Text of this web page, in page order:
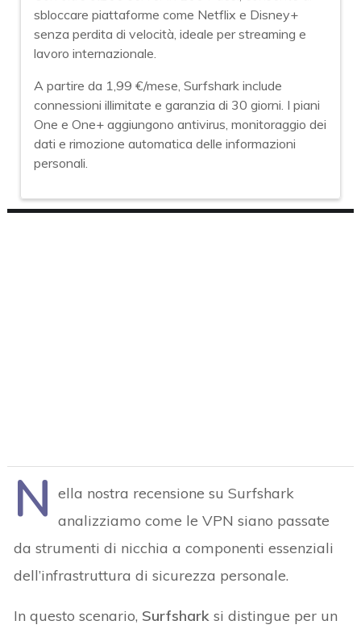
sbloccare piattaforme come Netflix e Disney+
senza perdita di velocità, ideale per streaming e
lavoro internazionale.
A partire da 1,99 €/mese, Surfshark include
connessioni illimitate e garanzia di 30 giorni. I piani
One e One+ aggiungono antivirus, monitoraggio dei
dati e rimozione automatica delle informazioni
personali.
N ella nostra recensione su Surfshark
analizziamo come le VPN siano passate
da strumenti di nicchia a componenti essenziali
dell’infrastruttura di sicurezza personale.
In questo scenario, Surfshark si distingue per un